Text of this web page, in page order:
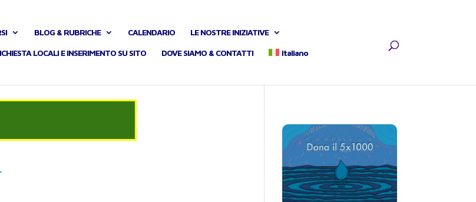
BLOG & RUBRICHE CALENDARIO LE NOSTRE INIZIATIVE
LOCALI E INSERIMENTO SU SITO DOVE SIAMO & CONTATTI Italiano